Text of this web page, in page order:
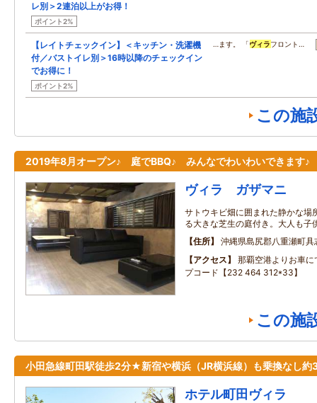
レ別＞2連泊以上がお得！
ポイント2%
【レイトチェックイン】＜キッチン・洗濯機
付／バストイレ別＞16時以降のチェックイン
でお得に！
ポイント2%
…ます。 「ヴィラフロント…
この施
2019年8月オープン♪ 庭でBBQ♪ みんなでわいわいできます♪
ヴィラ ガザマニ
サトウキビ畑に囲まれた静かな場
る大きな芝生の庭付き。大人も子
住所
沖縄県島尻郡八重瀬町具
アクセス
那覇空港よりお車
プコード【232 464 312*33】
この施
小田急線町田駅徒歩2分★新宿や横浜（JR横浜線）も乗換なし約
ホテル町田ヴィラ